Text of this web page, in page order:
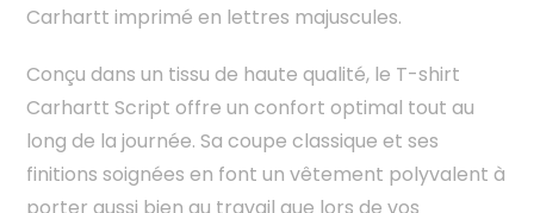
Carhartt imprimé en lettres majuscules.
Conçu dans un tissu de haute qualité, le T-shirt
Carhartt Script offre un confort optimal tout au
long de la journée. Sa coupe classique et ses
finitions soignées en font un vêtement polyvalent à